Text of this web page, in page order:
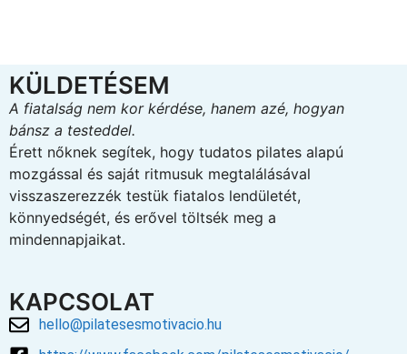
KÜLDETÉSEM
A fiatalság nem kor kérdése, hanem azé, hogyan
bánsz a testeddel.
Érett nőknek segítek, hogy tudatos pilates alapú
mozgással és saját ritmusuk megtalálásával
visszaszerezzék testük fiatalos lendületét,
könnyedségét, és erővel töltsék meg a
mindennapjaikat.
KAPCSOLAT
hello@pilatesesmotivacio.hu